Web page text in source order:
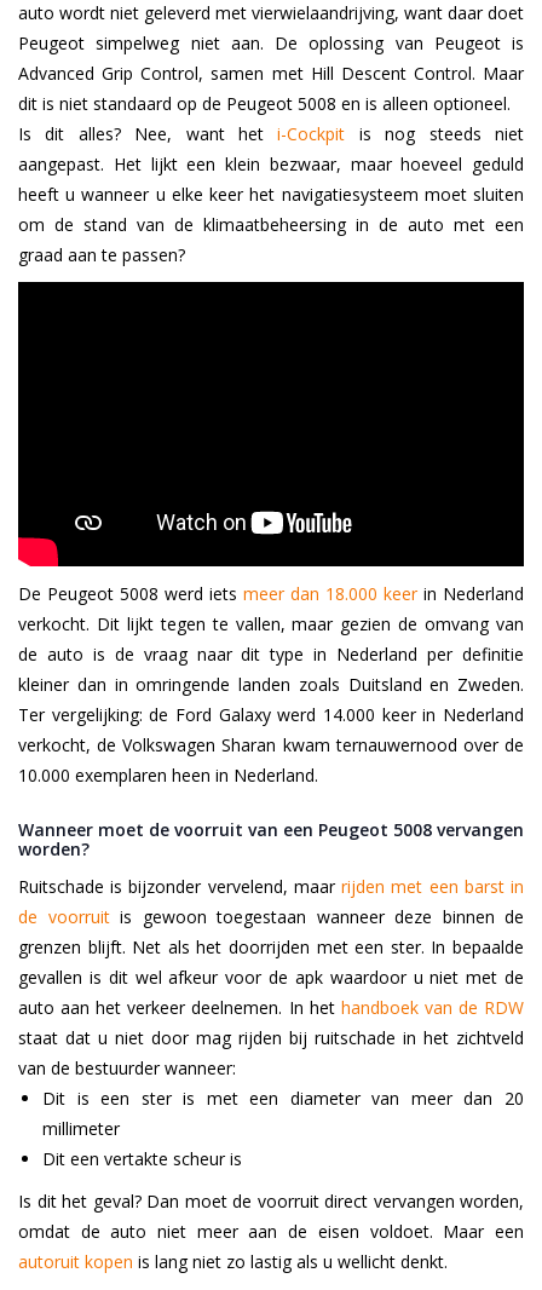
auto wordt niet geleverd met vierwielaandrijving, want daar doet
Peugeot simpelweg niet aan. De oplossing van Peugeot is
Advanced Grip Control, samen met Hill Descent Control. Maar
dit is niet standaard op de Peugeot 5008 en is alleen optioneel.
Is dit alles? Nee, want heti-Cockpit is nog steeds niet
aangepast. Het lijkt een klein bezwaar, maar hoeveel geduld
heeft u wanneer u elke keer het navigatiesysteem moet sluiten
om de stand van de klimaatbeheersing in de auto met een
graad aan te passen?
De Peugeot 5008 werd iets meer dan 18.000 keerin Nederland
verkocht. Dit lijkt tegen te vallen, maar gezien de omvang van
de auto is de vraag naar dit type in Nederland per definitie
kleiner dan in omringende landen zoals Duitsland en Zweden.
Ter vergelijking: de Ford Galaxy werd 14.000 keer in Nederland
verkocht, de Volkswagen Sharan kwam ternauwernood over de
10.000 exemplaren heen in Nederland.
Wanneer moet de voorruit van een Peugeot 5008 vervangen
worden?
Ruitschade is bijzonder vervelend, maarrijden met een barst in
de voorruitis gewoon toegestaan wanneer deze binnen de
grenzen blijft. Net als het doorrijden met een ster. In bepaalde
gevallen is dit wel afkeur voor de apk waardoor u niet met de
auto aan het verkeer deelnemen. In het handboek van de RDW
staat dat u niet door mag rijden bij ruitschade in het zichtveld
van de bestuurder wanneer:
Dit is een ster is met een diameter van meer dan 20
millimeter
Dit een vertakte scheur is
Is dit het geval? Dan moet de voorruit direct vervangen worden,
omdat de auto niet meer aan de eisen voldoet. Maar een
autoruit kopen is lang niet zo lastig als u wellicht denkt.